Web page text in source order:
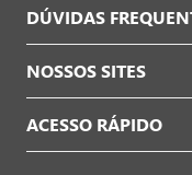
DÚVIDAS
NOSSOS SITES
ACESSO RÁPIDO